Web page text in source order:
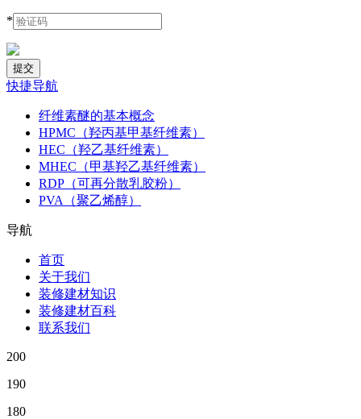
*
快捷导航
纤维素醚的基本概念
HPMC（羟丙基甲基纤维素）
HEC（羟乙基纤维素）
MHEC（甲基羟乙基纤维素）
RDP（可再分散乳胶粉）
PVA（聚乙烯醇）
导航
首页
关于我们
装修建材知识
装修建材百科
联系我们
200
190
180